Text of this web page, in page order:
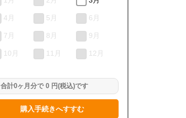
4月 5月 6月
7月 8月 9月
10月 11月 12月
合計0ヶ月分で 0 円(税込)です
購入手続きへすすむ